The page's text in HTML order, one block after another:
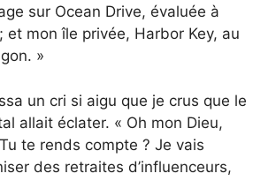
sur Ocean Drive, évaluée à
et mon île privée, Harbor Key, au
»
un cri si aigu que je crus que le
allait éclater. « Oh mon Dieu,
te rends compte ? Je vais
des retraites d’influenceurs,